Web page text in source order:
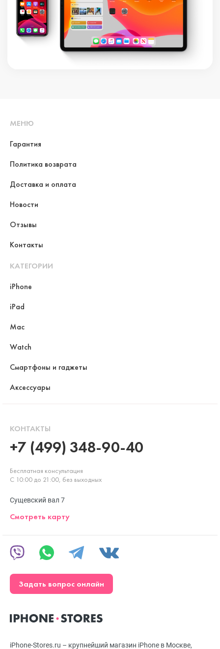
iPhone-Stores.ru – крупнейший магазин iPhone в Москве,
МЕНЮ
Гарантия
Политика возврата
Доставка и оплата
Новости
Отзывы
Контакты
КАТЕГОРИИ
iPhone
iPad
Mac
Watch
Смартфоны и гаджеты
Аксессуары
КОНТАКТЫ
+7 (499) 348-90-40
Бесплатная консультация
С 10:00 до 21:00, без выходных
Сущевский вал 7
Смотреть карту
Задать вопрос онлайн